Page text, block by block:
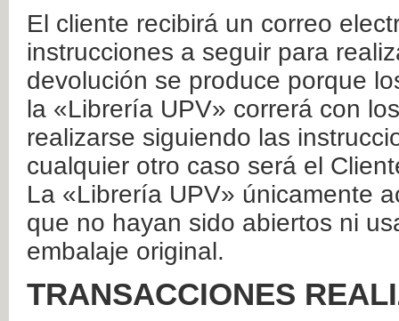
El cliente recibirá un correo
instrucciones a seguir para
devolución se produce porque
la «Librería UPV» correrá con
realizarse siguiendo las
cualquier otro caso será el
La «Librería UPV» únicamente
que no hayan sido abiertos ni
embalaje original.
TRANSACCIONES